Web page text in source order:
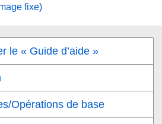
fixe)
le « Guide d’aide »
Opérations de base